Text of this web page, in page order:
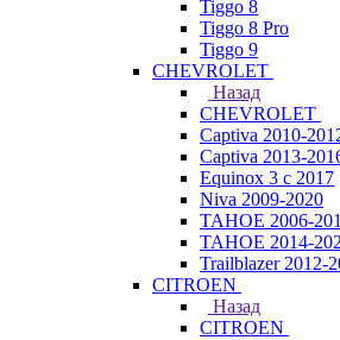
Tiggo 8
Tiggo 8 Pro
Tiggo 9
CHEVROLET
Назад
CHEVROLET
Captiva 2010-
Captiva 2013-
Equinox 3 с 2017
Niva 2009-2020
TAHOE 2006-
TAHOE 2014-
Trailblazer 2012-
CITROEN
Назад
CITROEN